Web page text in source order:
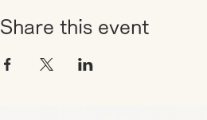
Share this event